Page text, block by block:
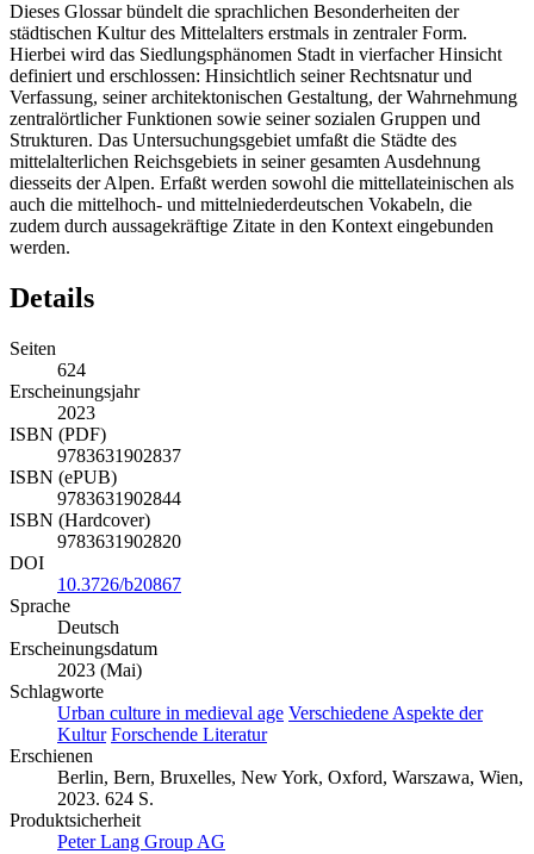
Dieses Glossar bündelt die sprachlichen Besonderheiten der
städtischen Kultur des Mittelalters erstmals in zentraler Form.
Hierbei wird das Siedlungsphänomen Stadt in vierfacher Hinsicht
definiert und erschlossen: Hinsichtlich seiner Rechtsnatur und
Verfassung, seiner architektonischen Gestaltung, der Wahrnehmung
zentralörtlicher Funktionen sowie seiner sozialen Gruppen und
Strukturen. Das Untersuchungsgebiet umfaßt die Städte des
mittelalterlichen Reichsgebiets in seiner gesamten Ausdehnung
diesseits der Alpen. Erfaßt werden sowohl die mittellateinischen als
auch die mittelhoch- und mittelniederdeutschen Vokabeln, die
zudem durch aussagekräftige Zitate in den Kontext eingebunden
werden.
Details
Seiten
624
Erscheinungsjahr
2023
ISBN (PDF)
9783631902837
ISBN (ePUB)
9783631902844
ISBN (Hardcover)
9783631902820
DOI
10.3726/b20867
Sprache
Deutsch
Erscheinungsdatum
2023 (Mai)
Schlagworte
Urban culture in medieval age Verschiedene Aspekte der
Kultur Forschende Literatur
Erschienen
Berlin, Bern, Bruxelles, New York, Oxford, Warszawa, Wien,
2023. 624 S.
Produktsicherheit
Peter Lang Group AG